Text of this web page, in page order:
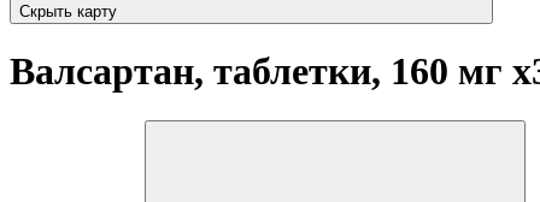
Скрыть карту
Валсартан, таблетки, 160 мг